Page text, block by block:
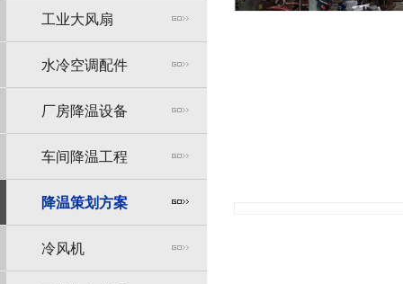
工业大风扇
水冷空调配件
厂房降温设备
车间降温工程
降温策划方案
冷风机